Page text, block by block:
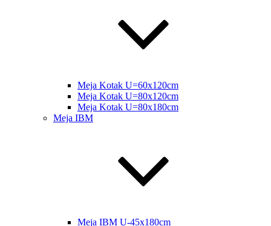
Meja Kotak U=60x120cm
Meja Kotak U=80x120cm
Meja Kotak U=80x180cm
Meja IBM
Meja IBM U-45x180cm